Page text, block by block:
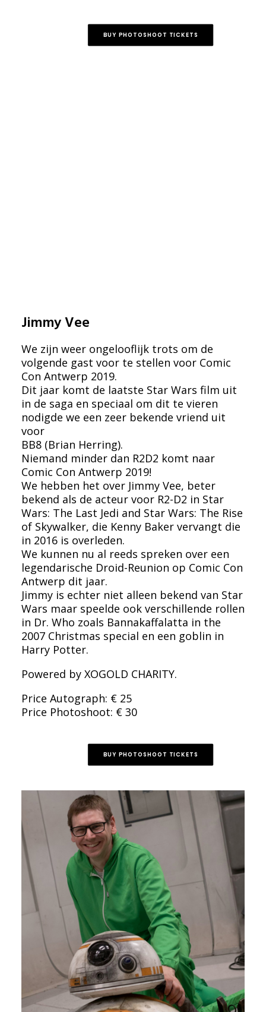
BUY PHOTOSHOOT TICKETS
Jimmy Vee
We zijn weer ongelooflijk trots om de
volgende gast voor te stellen voor Comic
Con Antwerp 2019.
Dit jaar komt de laatste Star Wars film uit
in de saga en speciaal om dit te vieren
nodigde we een zeer bekende vriend uit
voor
BB8 (Brian Herring).
Niemand minder dan R2D2 komt naar
Comic Con Antwerp 2019!
We hebben het over Jimmy Vee, beter
bekend als de acteur voor R2-D2 in Star
Wars: The Last Jedi and Star Wars: The Rise
of Skywalker, die Kenny Baker vervangt die
in 2016 is overleden.
We kunnen nu al reeds spreken over een
legendarische Droid-Reunion op Comic Con
Antwerp dit jaar.
Jimmy is echter niet alleen bekend van Star
Wars maar speelde ook verschillende rollen
in Dr. Who zoals Bannakaffalatta in the
2007 Christmas special en een goblin in
Harry Potter.
Powered by XOGOLD CHARITY.
Price Autograph: € 25
Price Photoshoot: € 30
BUY PHOTOSHOOT TICKETS